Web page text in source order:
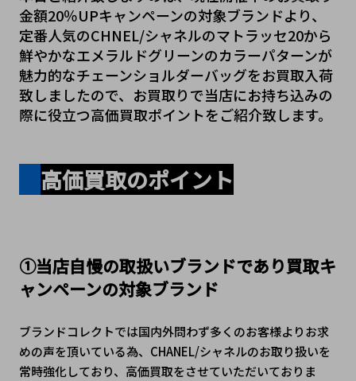
金額20％UPキャンペーンの対象ブランドより、
定番人気のCHNEL/シャネルのマトラッセ20から
鮮やかなエメラルドグリーンのカラーパターンが
魅力的なチェーンショルダーバッグをお買取入荷
致しましたので、お買取りで当店にお持ち込みの
際に役立つ高価買取ポイントをご紹介致します。
高価買取のポイント
①当店自慢の取扱いブランドであり買取キ
ャンペーンの対象ブランド
ブランドコレクトでは国内外問わず多くのお客様よりお求
めの声を頂いている為、CHANEL/シャネルのお取り扱いを
常時強化しており、高価買取をさせていただいておりま